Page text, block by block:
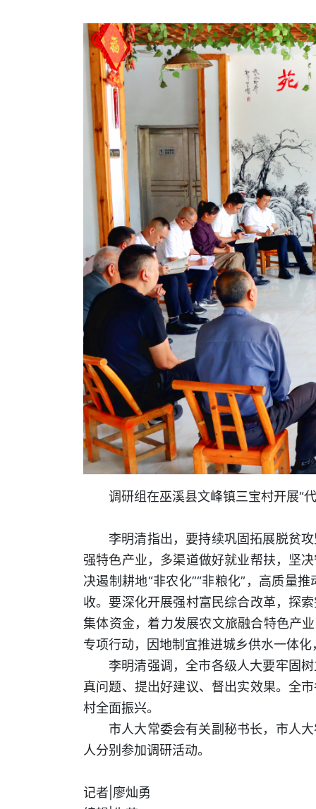
调研组在巫溪县文峰镇三宝村开展“
李明清指出，要持续巩固拓展脱贫
强特色产业，多渠道做好就业帮扶，坚
决遏制耕地“非农化”“非粮化”，高质量
收。要深化开展强村富民综合改革，探
集体资金，着力发展农文旅融合特色产
专项行动，因地制宜推进城乡供水一体
李明清强调，全市各级人大要牢固
真问题、提出好建议、督出实效果。全
村全面振兴。
市人大常委会有关副秘书长，市人
人分别参加调研活动。
记者|廖灿勇